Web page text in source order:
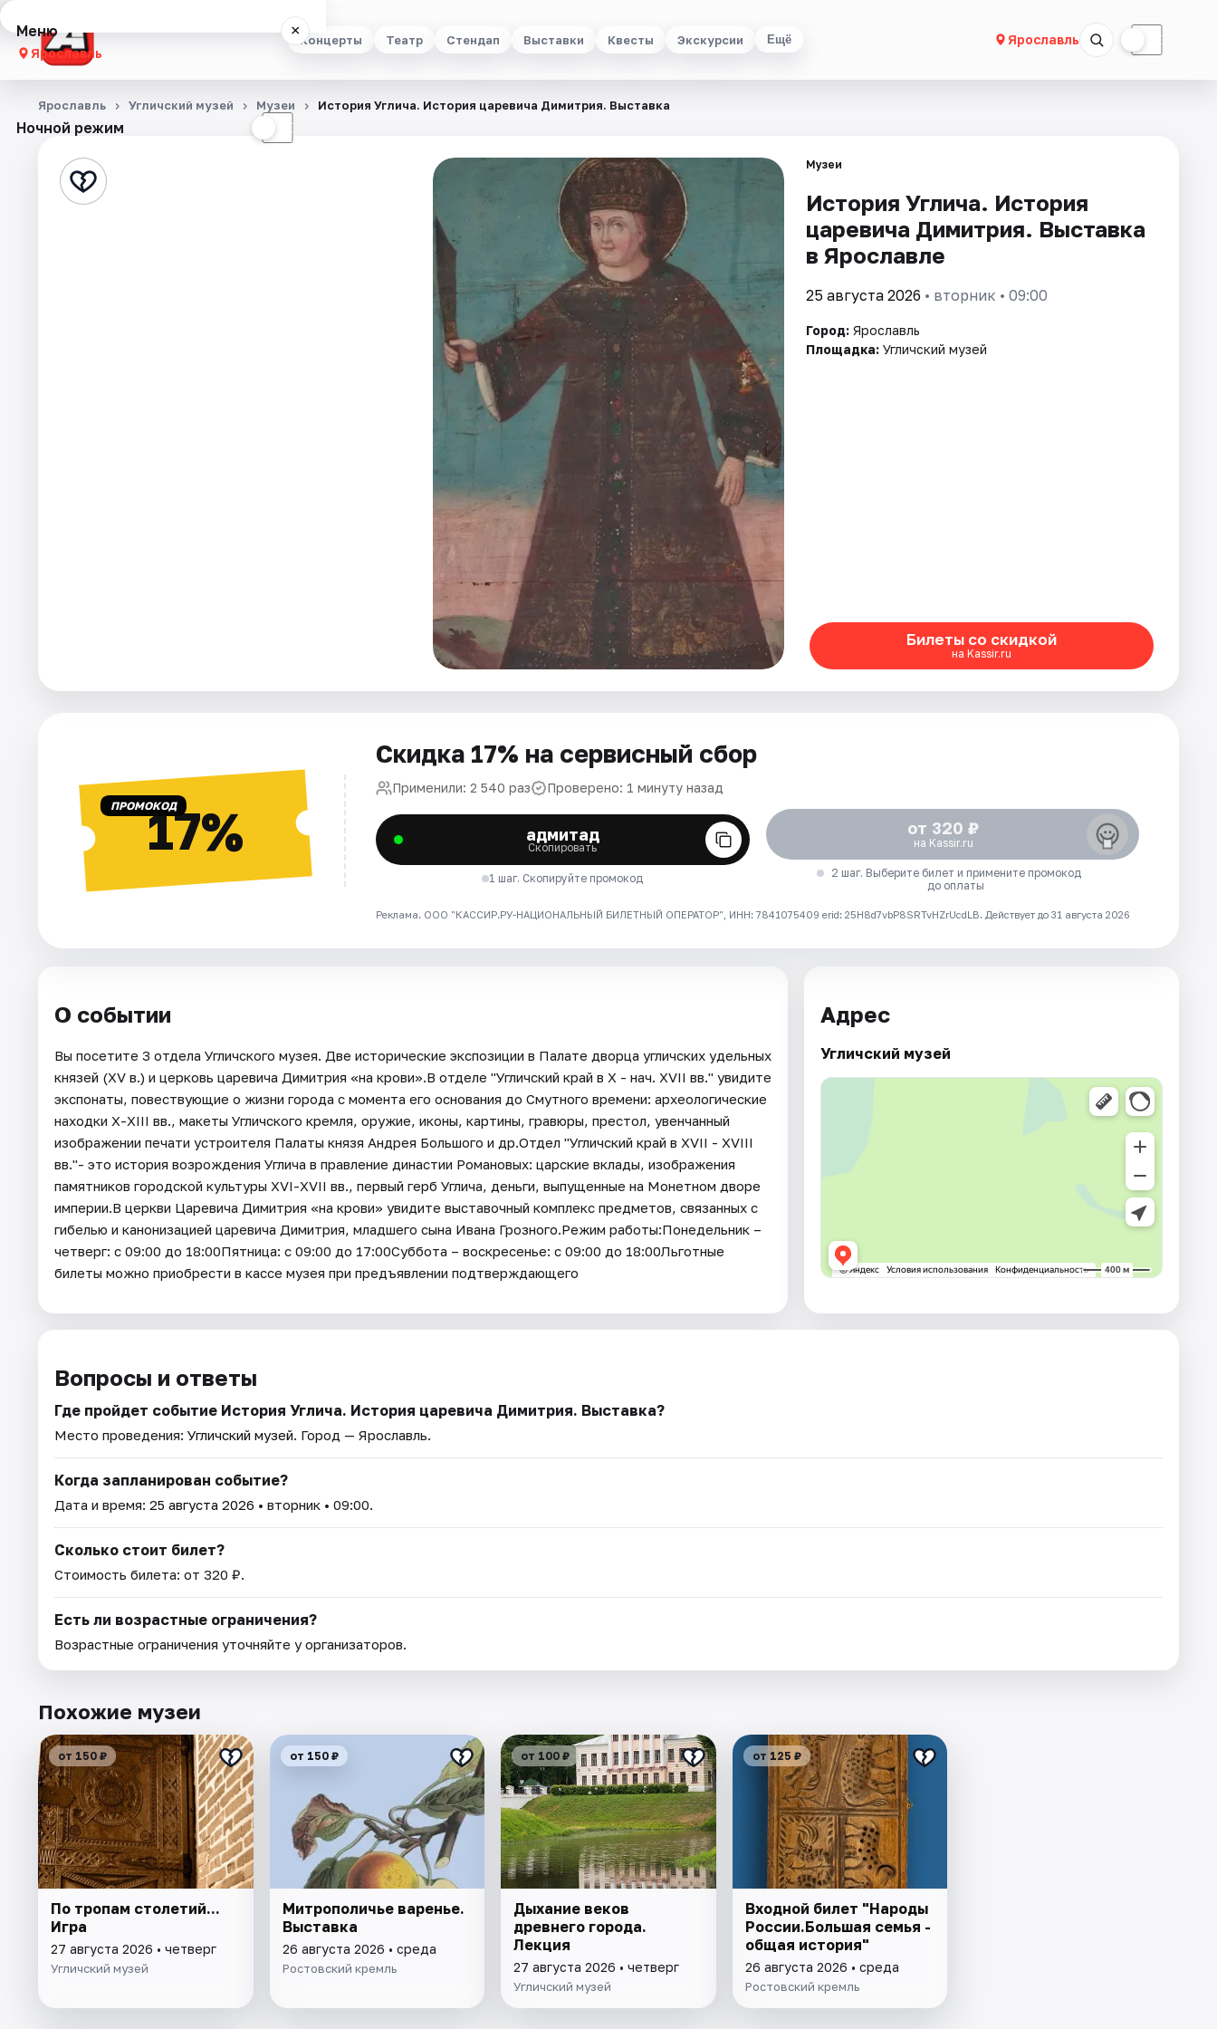
Концерты Театр Стендап Выставки Квесты Экскурсии Ещё Ярославль ☾
Меню ×
Ярославль
Концерты
Стендап
Ночной режим ☾
Ярославль Угличский музей Музеи История Углича. История царевича Димитрия. Выставка
Музеи
История Углича. История
царевича Димитрия. Выставка
в Ярославле
25 августа 2026 • вторник • 09:00
Город: Ярославль
Площадка: Угличский музей
Билеты со скидкой
на Kassir.ru
ПРОМОКОД17%
Скидка 17% на сервисный сбор
Применили: 2 540 раз Проверено: 1 минуту назад
адмитад
Скопировать
1 шаг. Скопируйте промокод
от 320 ₽
на Kassir.ru
2 шаг. Выберите билет и примените промокод
до оплаты
Реклама. ООО "КАССИР.РУ-НАЦИОНАЛЬНЫЙ БИЛЕТНЫЙ ОПЕРАТОР", ИНН: 7841075409 erid: 25H8d7vbP8SRTvHZrUcdLB. Действует до 31 августа 2026
О событии
Вы посетите 3 отдела Угличского музея. Две исторические экспозиции в Палате дворца угличских удельных
князей (XV в.) и церковь царевича Димитрия «на крови».В отделе "Угличский край в X - нач. XVII вв." увидите
экспонаты, повествующие о жизни города с момента его основания до Смутного времени: археологические
находки X-XIII вв., макеты Угличского кремля, оружие, иконы, картины, гравюры, престол, увенчанный
изображении печати устроителя Палаты князя Андрея Большого и др.Отдел "Угличский край в XVII - XVIII
вв."- это история возрождения Углича в правление династии Романовых: царские вклады, изображения
памятников городской культуры XVI-XVII вв., первый герб Углича, деньги, выпущенные на Монетном дворе
империи.В церкви Царевича Димитрия «на крови» увидите выставочный комплекс предметов, связанных с
гибелью и канонизацией царевича Димитрия, младшего сына Ивана Грозного.Режим работы:Понедельник –
четверг: с 09:00 до 18:00Пятница: с 09:00 до 17:00Суббота – воскресенье: с 09:00 до 18:00Льготные
билеты можно приобрести в кассе музея при предъявлении подтверждающего
Адрес
Угличский музей
Вопросы и ответы
Где пройдет событие История Углича. История царевича Димитрия. Выставка?
Место проведения: Угличский музей. Город — Ярославль.
Когда запланирован событие?
Дата и время: 25 августа 2026 • вторник • 09:00.
Сколько стоит билет?
Стоимость билета: от 320 ₽.
Есть ли возрастные ограничения?
Возрастные ограничения уточняйте у организаторов.
Похожие музеи
от 150 ₽
По тропам столетий...
Игра
27 августа 2026 • четверг
Угличский музей
от 150 ₽
Митрополичье варенье.
Выставка
26 августа 2026 • среда
Ростовский кремль
от 100 ₽
Дыхание веков
древнего города.
Лекция
27 августа 2026 • четверг
Угличский музей
от 125 ₽
Входной билет "Народы
России.Большая семья -
общая история"
26 августа 2026 • среда
Ростовский кремль